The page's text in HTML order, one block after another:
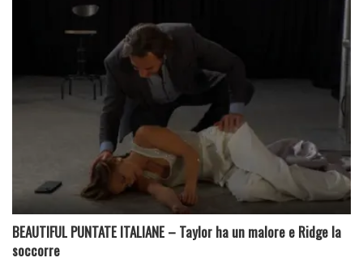
BEAUTIFUL PUNTATE ITALIANE – Taylor ha un malore e Ridge la
soccorre